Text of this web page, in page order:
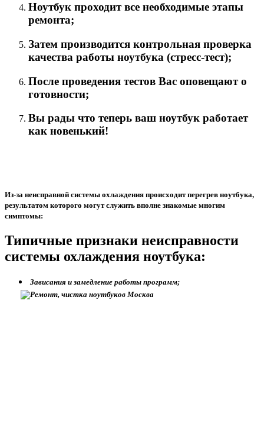
Ноутбук проходит все необходимые этапы
ремонта;
Затем производится контрольная проверка
качества работы ноутбука (стресс-тест);
После проведения тестов Вас оповещают о
готовности;
Вы рады что теперь ваш ноутбук работает
как новенький!
Из-за неисправной системы охлаждения происходит перегрев ноутбука,
результатом которого могут служить вполне знакомые многим
симптомы:
Типичные признаки неисправности
системы охлаждения ноутбука:
Зависания и замедление работы программ;